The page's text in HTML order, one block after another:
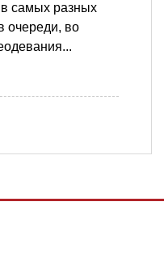
самых разных
очереди, во